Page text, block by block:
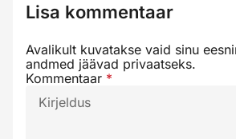
Lisa kommentaar
Avalikult kuvatakse vaid sinu
andmed jäävad privaatseks.
Kommentaar *